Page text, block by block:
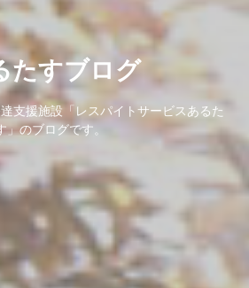
たすブログ
支援施設「レスパイトサービスあるた
」のブログです。